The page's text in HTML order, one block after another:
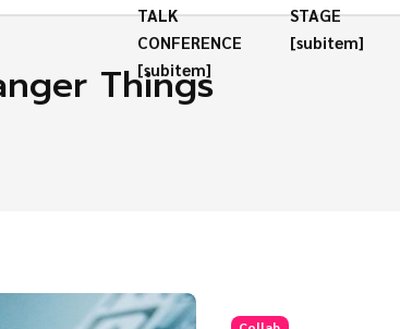
TALK
CONFERENCE
[subitem]
STAGE
[subitem]
Things